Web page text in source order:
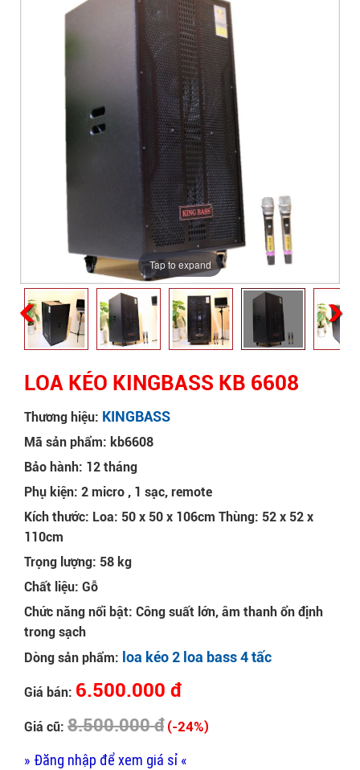
Tap to expand
LOA KÉO KINGBASS KB 6608
Thương hiệu: KINGBASS
Mã sản phẩm: kb6608
Bảo hành: 12 tháng
Phụ kiện: 2 micro , 1 sạc, remote
Kích thước: Loa: 50 x 50 x 106cm Thùng: 52 x 52 x
110cm
Trọng lượng: 58 kg
Chất liệu: Gỗ
Chức năng nổi bật: Công suất lớn, âm thanh ổn định
trong sạch
Dòng sản phẩm: loa kéo 2 loa bass 4 tấc
Giá bán: 6.500.000 đ
Giá cũ: 8.500.000 đ (-24%)
» Đăng nhập để xem giá sỉ «